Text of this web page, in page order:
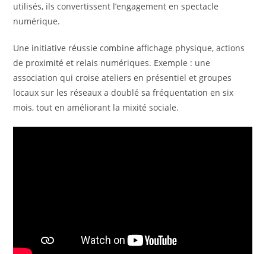
utilisés, ils convertissent l’engagement en spectacle
numérique.
Une initiative réussie combine affichage physique, actions
de proximité et relais numériques. Exemple : une
association qui croise ateliers en présentiel et groupes
locaux sur les réseaux a doublé sa fréquentation en six
mois, tout en améliorant la mixité sociale.